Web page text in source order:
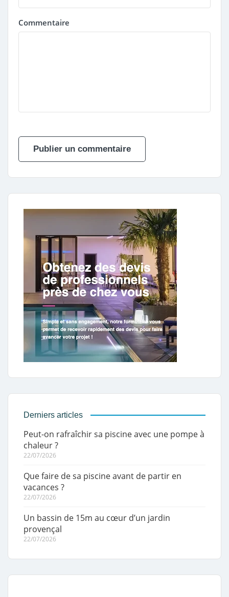
Commentaire
Derniers articles
Peut-on rafraîchir sa piscine avec une pompe à
chaleur ?
22/07/2026
Que faire de sa piscine avant de partir en
vacances ?
22/07/2026
Un bassin de 15m au cœur d’un jardin
provençal
22/07/2026